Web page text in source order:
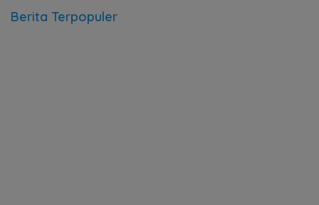
Berita Terpopuler